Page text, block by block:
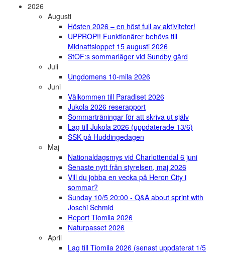
2026
Augusti
Hösten 2026 – en höst full av aktiviteter!
UPPROP!! Funktionärer behövs till
Midnattsloppet 15 augusti 2026
StOF:s sommarläger vid Sundby gård
Juli
Ungdomens 10-mila 2026
Juni
Välkommen till Paradiset 2026
Jukola 2026 reserapport
Sommarträningar för att skriva ut själv
Lag till Jukola 2026 (uppdaterade 13/6)
SSK på Huddingedagen
Maj
Nationaldagsmys vid Charlottendal 6 juni
Senaste nytt från styrelsen, maj 2026
Vill du jobba en vecka på Heron City i
sommar?
Sunday 10/5 20:00 - Q&A about sprint with
Joschi Schmid
Report Tiomila 2026
Naturpasset 2026
April
Lag till Tiomila 2026 (senast uppdaterat 1/5